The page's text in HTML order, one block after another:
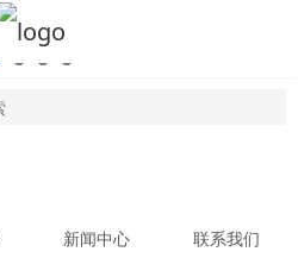
新闻中心 联系我们